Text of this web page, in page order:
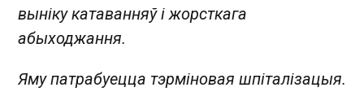
выніку катаванняў і жорсткага
абыходжання.
Яму патрабуецца тэрміновая шпіталізацыя.